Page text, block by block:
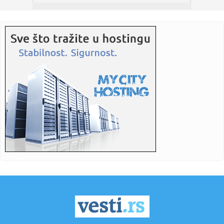
23:31: Evo koliko je Mia Borisavljević starija od muža, Bojana
Gruji...
23:28:
23:27:Nova pravila za upis nekretnina: Kuće preko 400 kvadrata
plaća...
23:24:VOJVODINA UZ VRH, IMT PAO U ŠAPCU: Zukić i Sukačev
doneli tri ...
23:19:Problem za Partizan pred revanš sa Tobolom
Dunav se povukao i otkrio jezive tajne iz dubine! Izronili